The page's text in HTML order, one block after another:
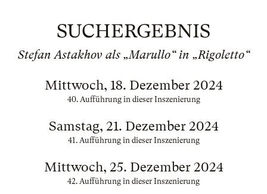
SUCHERGEBNIS
Stefan Astakhov als „Marullo“ in „Rigoletto“
Mittwoch, 18. Dezember 2024
40. Aufführung in dieser Inszenierung
Samstag, 21. Dezember 2024
41. Aufführung in dieser Inszenierung
Mittwoch, 25. Dezember 2024
42. Aufführung in dieser Inszenierung